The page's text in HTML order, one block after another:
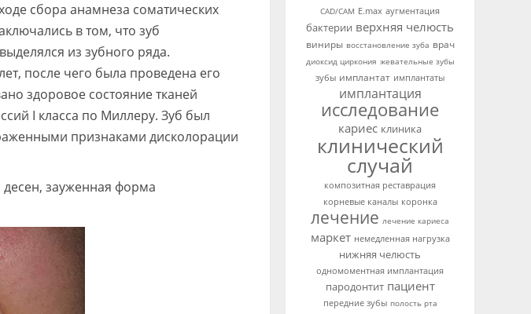
сбора анамнеза соматических
в том, что зуб
из зубного ряда.
после чего была проведена его
здоровое состояние тканей
І класса по Миллеру. Зуб был
признаками дисколорации
зауженная форма
CAD/CAM E.max аугментация
бактерии верхняя челюсть
виниры восстановление зуба врач
диоксид циркония жевательные зубы
зубы имплантат имплантаты
имплантация
исследование
кариес клиника
клинический
случай
композитная реставрация
корневые каналы коронка
лечение лечение кариеса
маркет немедленная нагрузка
нижняя челюсть
одномоментная имплантация
пародонтит пациент
передние зубы полость рта